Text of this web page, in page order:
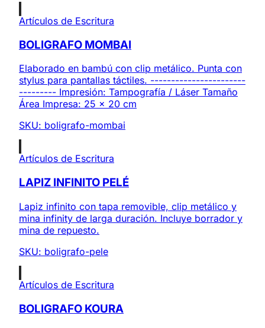
Artículos de Escritura
BOLIGRAFO MOMBAI
Elaborado en bambú con clip metálico. Punta con
stylus para pantallas táctiles. -----------------------
--------- Impresión: Tampografía / Láser Tamaño
Área Impresa: 25 x 20 cm
SKU: boligrafo-mombai
Artículos de Escritura
LAPIZ INFINITO PELÉ
Lapiz infinito con tapa removible, clip metálico y
mina infinity de larga duración. Incluye borrador y
mina de repuesto.
SKU: boligrafo-pele
Artículos de Escritura
BOLIGRAFO KOURA